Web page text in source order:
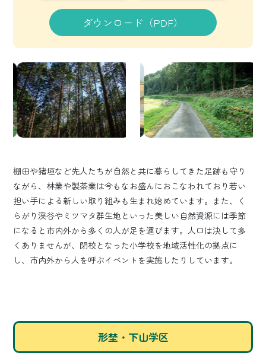
ダウンロード（PDF）
棚田や猪垣など先人たちが自然と共に暮らしてきた足跡も守り
ながら、林業や製茶業は今もなお盛んにおこなわれており若い
担い手による新しい取り組みも生まれ始めています。また、く
らがり渓谷やミツマタ群生地といった美しい自然資源には季節
になると市内外から多くの人が足を運びます。人口は決して多
くありませんが、閉校となった小学校を地域活性化の拠点に
し、市内外から人を呼ぶイベントを実施したりしています。
形埜・下山学区